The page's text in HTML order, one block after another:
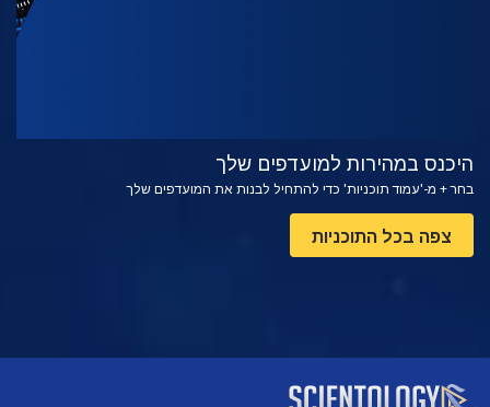
היכנס במהירות למועדפים שלך
בחר + מ-'עמוד תוכניות' כדי להתחיל לבנות את המועדפים שלך
צפה בכל התוכניות